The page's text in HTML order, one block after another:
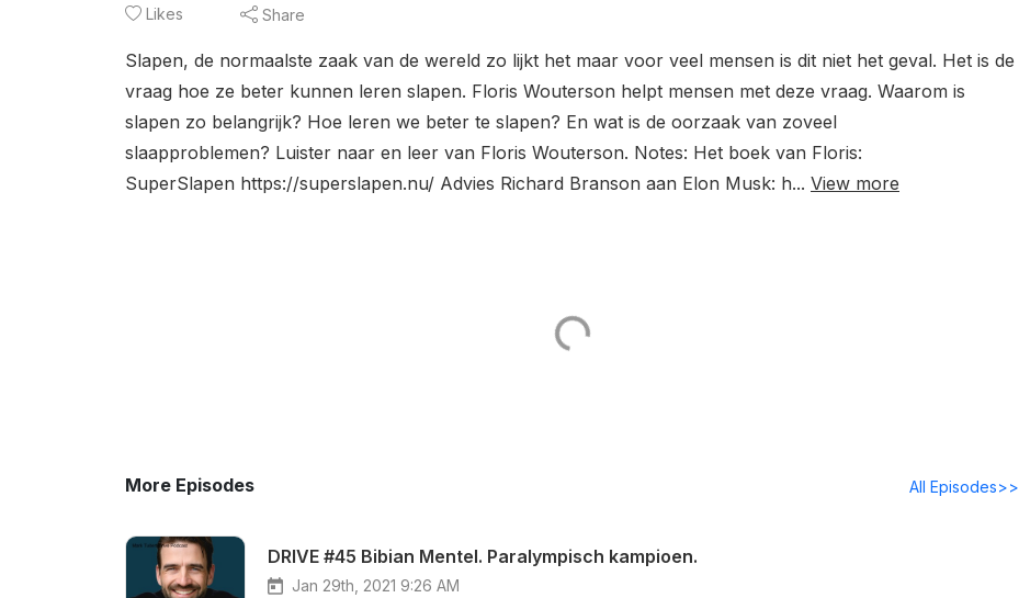
Likes Share
Slapen, de normaalste zaak van de wereld zo lijkt het maar voor veel mensen is dit niet het geval. Het is de
vraag hoe ze beter kunnen leren slapen. Floris Wouterson helpt mensen met deze vraag. Waarom is
slapen zo belangrijk? Hoe leren we beter te slapen? En wat is de oorzaak van zoveel
slaapproblemen? Luister naar en leer van Floris Wouterson. Notes: Het boek van Floris:
SuperSlapen https://superslapen.nu/ Advies Richard Branson aan Elon Musk: h... View more
More Episodes All Episodes>>
DRIVE #45 Bibian Mentel. Paralympisch kampioen.
Jan 29th, 2021 9:26 AM